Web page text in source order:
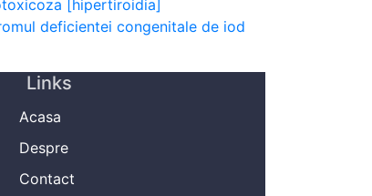
[hipertiroidia]
deficientei congenitale de iod
Links
Acasa
Despre
Contact